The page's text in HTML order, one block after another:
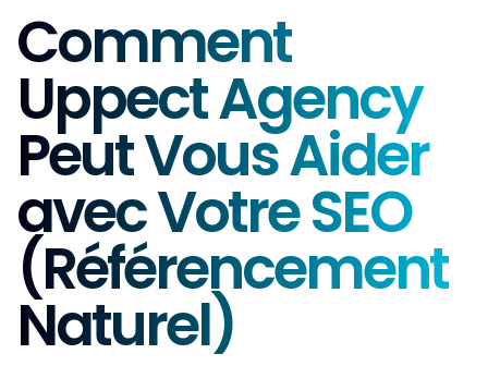
Comment
Uppect Agency
Peut Vous Aider
avec Votre SEO
(Référencement
Naturel)